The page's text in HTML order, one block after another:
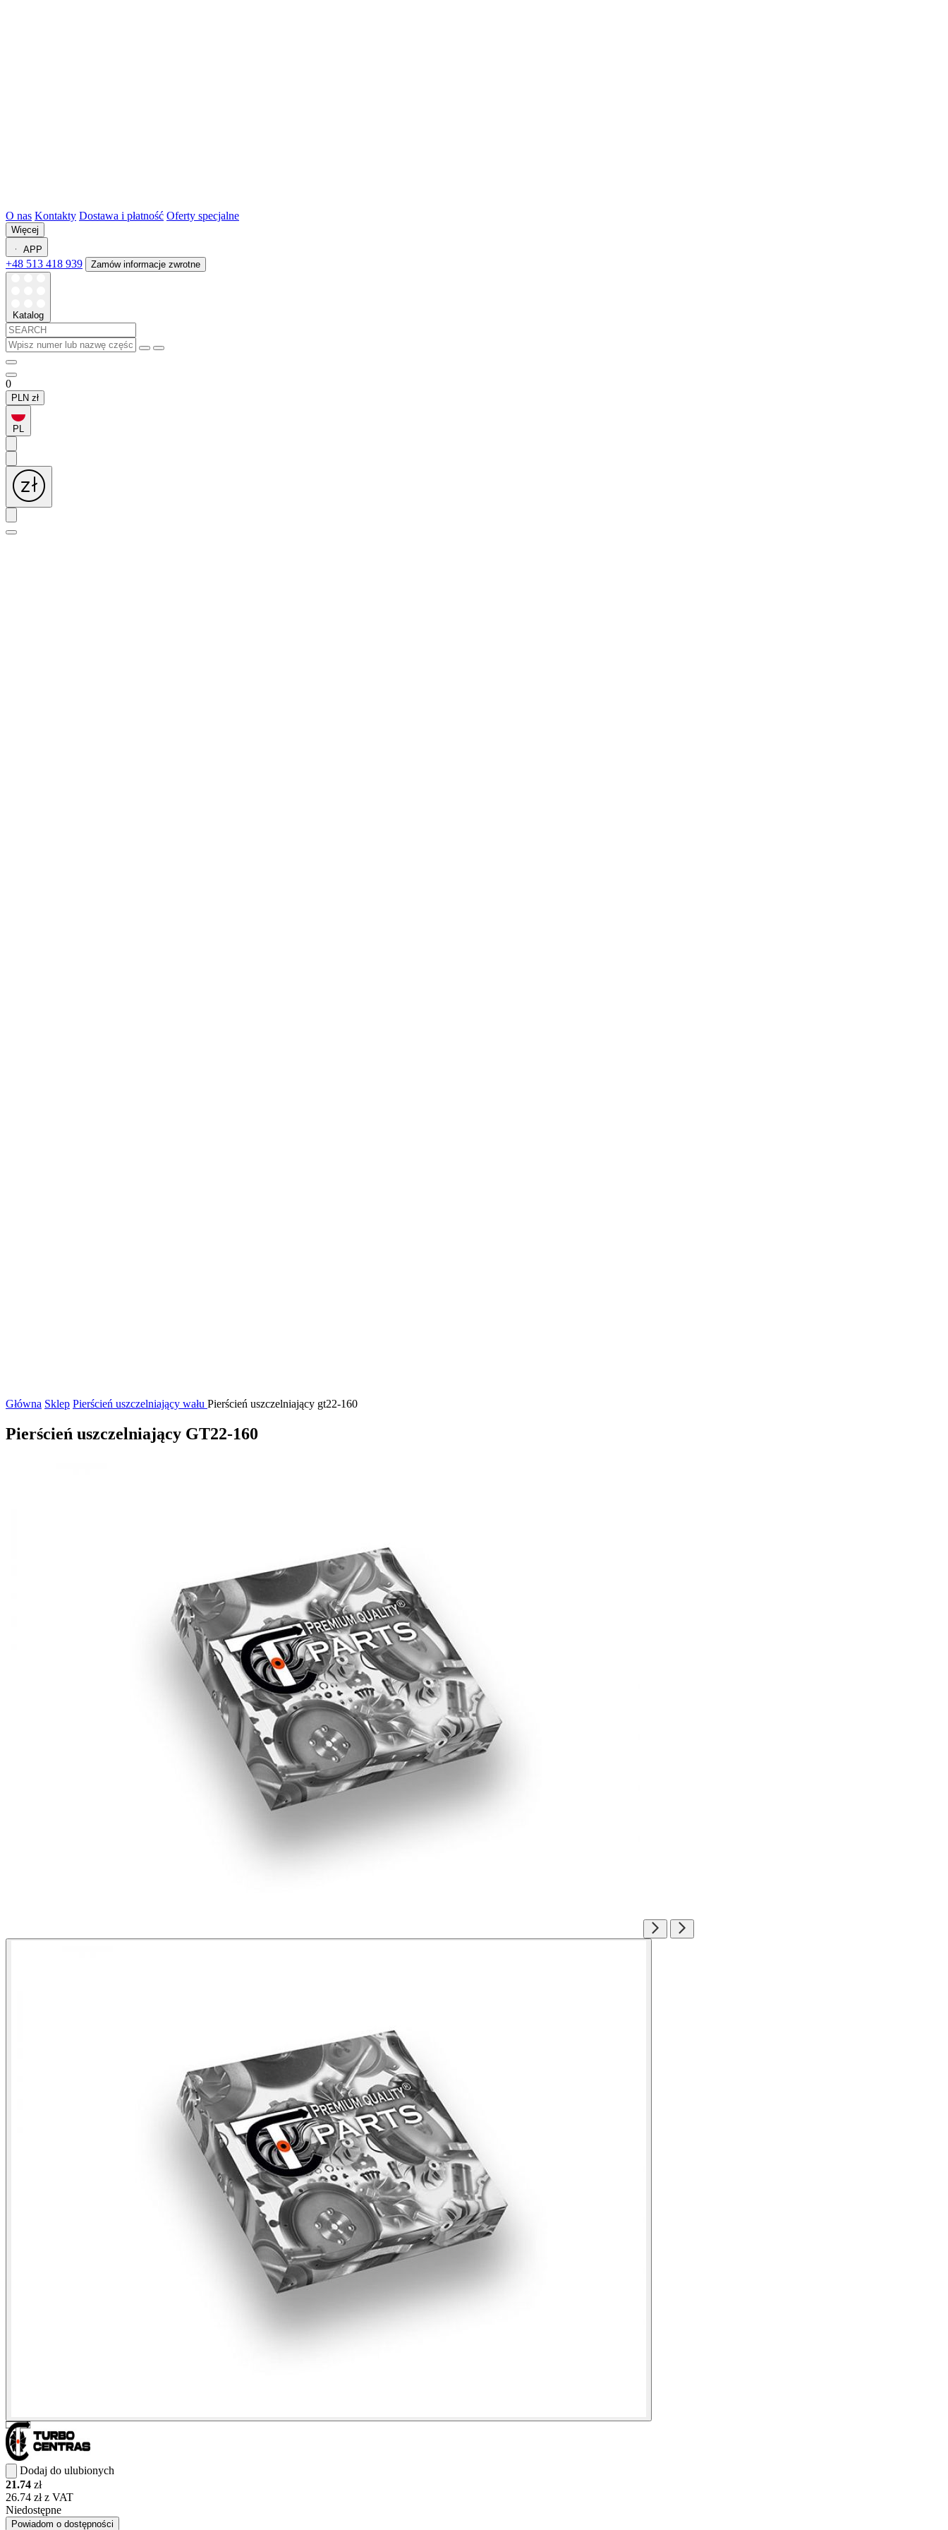
O nas Kontakty Dostawa i płatność Oferty specjalne
Więcej
APP
+48 513 418 939 Zamów informacje zwrotne
Katalog
0
PLN zł
PL
Główna Sklep Pierścień uszczelniający wału Pierścień uszczelniający gt22-160
Pierścień uszczelniający GT22-160
Dodaj do ulubionych
21.74 zł
26.74 zł z VAT
Niedostępne
Powiadom o dostępności